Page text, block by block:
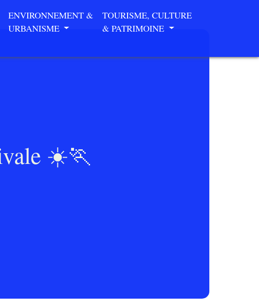
ENVIRONNEMENT &
URBANISME
TOURISME, CULTURE
& PATRIMOINE
☀️🏃